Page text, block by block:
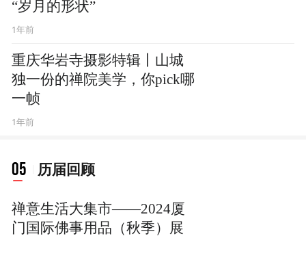
“岁月的形状”
1年前
重庆华岩寺摄影特辑丨山城
独一份的禅院美学，你pick哪
一帧
1年前
05 历届回顾
禅意生活大集市——2024厦
门国际佛事用品（秋季）展